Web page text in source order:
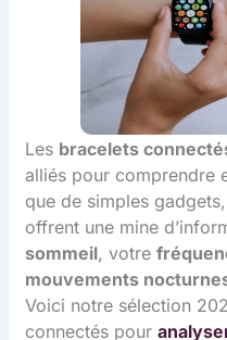
Les bracelets
alliés pour comprendre
que de simples
offrent une mine
sommeil, votre
mouvements
Voici notre sélection
connectés pour